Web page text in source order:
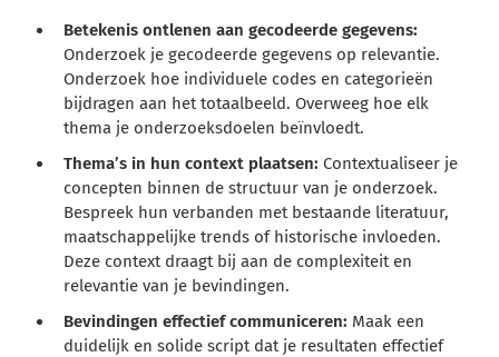
Betekenis ontlenen aan gecodeerde gegevens:
Onderzoek je gecodeerde gegevens op relevantie.
Onderzoek hoe individuele codes en categorieën
bijdragen aan het totaalbeeld. Overweeg hoe elk
thema je onderzoeksdoelen beïnvloedt.
Thema’s in hun context plaatsen:Contextualiseer je
concepten binnen de structuur van je onderzoek.
Bespreek hun verbanden met bestaande literatuur,
maatschappelijke trends of historische invloeden.
Deze context draagt bij aan de complexiteit en
relevantie van je bevindingen.
Bevindingen effectief communiceren: Maak een
duidelijk en solide script dat je resultaten effectief